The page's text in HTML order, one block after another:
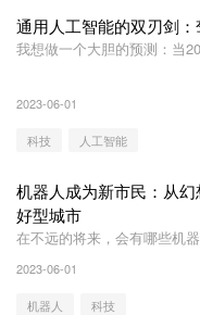
通用人工智能的双刃剑
我想做一个大胆的预测：当
2023-06-01
科技 人工智能
机器人成为新市民：从
好型城市
在不远的将来，会有哪些机
2023-06-01
机器人 科技